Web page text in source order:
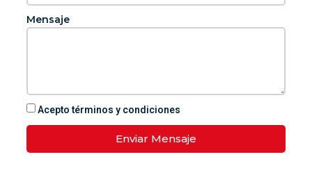
Mensaje
Acepto términos y condiciones
Enviar Mensaje